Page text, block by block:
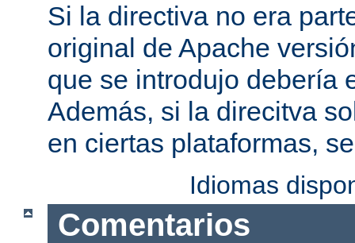
Si la directiva no era
original de Apache
que se introdujo debería
Además, si la direcitva
en ciertas plataformas,
Idiomas
Comentarios